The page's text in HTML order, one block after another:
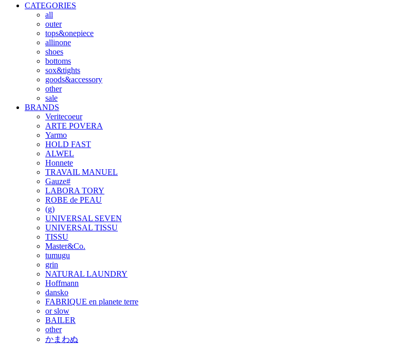
CATEGORIES
all
outer
tops&onepiece
allinone
shoes
bottoms
sox&tights
goods&accessory
other
sale
BRANDS
Veritecoeur
ARTE POVERA
Yarmo
HOLD FAST
ALWEL
Honnete
TRAVAIL MANUEL
Gauze#
LABORA TORY
ROBE de PEAU
(g)
UNIVERSAL SEVEN
UNIVERSAL TISSU
TISSU
Master&Co.
tumugu
grin
NATURAL LAUNDRY
Hoffmann
dansko
FABRIQUE en planete terre
or slow
BAILER
other
かまわぬ